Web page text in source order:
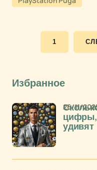
1
Избранное
цифры,
удивят
26/11/